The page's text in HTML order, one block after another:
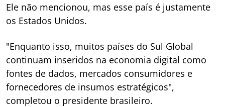
Ele não mencionou, mas esse país é justamente
os Estados Unidos.
"Enquanto isso, muitos países do Sul Global
continuam inseridos na economia digital como
fontes de dados, mercados consumidores e
fornecedores de insumos estratégicos",
completou o presidente brasileiro.